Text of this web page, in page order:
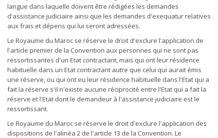
langue dans laquelle doivent être rédigées les demandes
d'assistance judiciaire ainsi que les demandes d'exequatur relatives
aux frais et dépens qui lui seront adressées.
Le Royaume du Maroc se réserve le droit d'exclure l'application de
l'article premier de la Convention aux personnes qui ne sont pas
ressortissantes d'un Etat contractant, mais qui ont leur résidence
habituelle dans un Etat contractant autre que celui qui aurait émis
une réserve, ou qui ont eu leur résidence habituelle dans l'Etat qui a
fait la réserve s'il n'existe aucune réciprocité entre l'Etat qui a fait la
réserve et l'Etat dont le demandeur à l'assistance judiciaire est le
ressortissant.
Le Royaume du Maroc se réserve le droit d'exclure l'application des
dispositions de l'alinéa 2 de l'article 13 de la Convention. Le